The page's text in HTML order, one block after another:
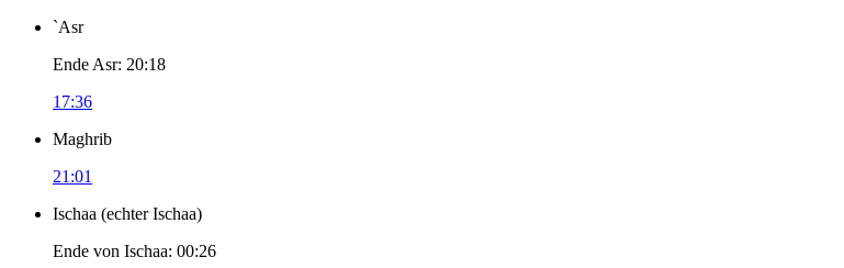
`Asr
Ende Asr: 20:18
17:36
Maghrib
21:01
Ischaa (echter Ischaa)
Ende von Ischaa: 00:26